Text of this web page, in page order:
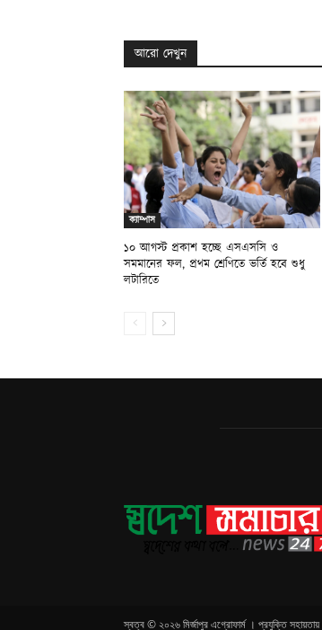
আরো দেখুন
ক্যাম্পাস
১০ আগস্ট প্রকাশ হচ্ছে এসএসসি ও
সমমানের ফল, প্রথম শ্রেণিতে ভর্তি হবে শুধু
লটারিতে
স্বত্ব © ২০২৬ মির্জাপুর এগ্রোফার্ম । প্রযুক্তি সহায়তায়